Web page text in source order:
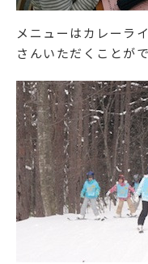
メニューはカレーラ
さんいただくことが